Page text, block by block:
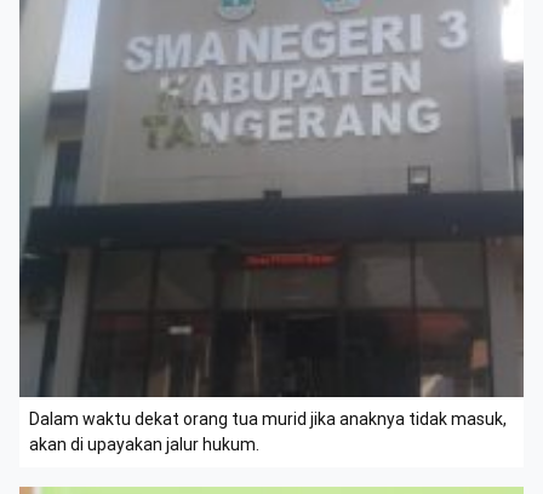
Dalam waktu dekat orang tua murid jika anaknya tidak masuk,
akan di upayakan jalur hukum.